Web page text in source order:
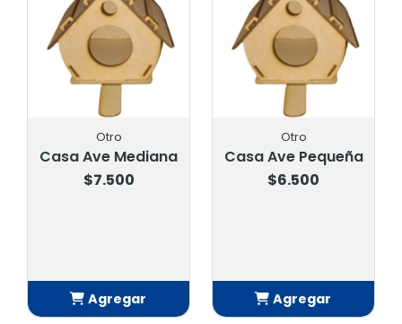
Otro
Casa Ave Mediana
$7.500
Agregar
Otro
Casa Ave Pequeña
$6.500
Agregar